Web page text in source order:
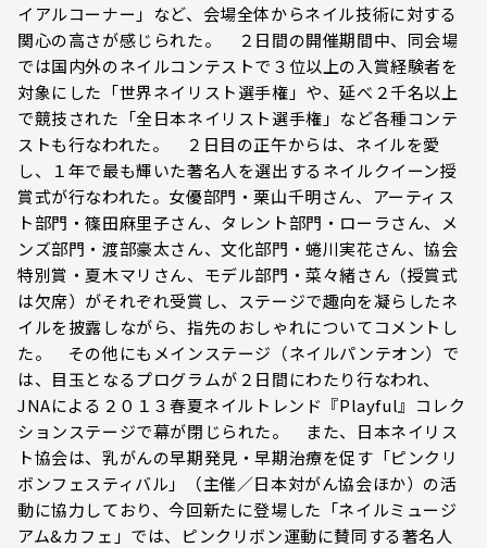
イアルコーナー」など、会場全体からネイル技術に対する
関心の高さが感じられた。 ２日間の開催期間中、同会場
では国内外のネイルコンテストで３位以上の入賞経験者を
対象にした「世界ネイリスト選手権」や、延べ２千名以上
で競技された「全日本ネイリスト選手権」など各種コンテ
ストも行なわれた。 ２日目の正午からは、ネイルを愛
し、１年で最も輝いた著名人を選出するネイルクイーン授
賞式が行なわれた。女優部門・栗山千明さん、アーティス
ト部門・篠田麻里子さん、タレント部門・ローラさん、メ
ンズ部門・渡部豪太さん、文化部門・蜷川実花さん、協会
特別賞・夏木マリさん、モデル部門・菜々緒さん（授賞式
は欠席）がそれぞれ受賞し、ステージで趣向を凝らしたネ
イルを披露しながら、指先のおしゃれについてコメントし
た。 その他にもメインステージ（ネイルパンテオン）で
は、目玉となるプログラムが２日間にわたり行なわれ、
JNAによる２０１３春夏ネイルトレンド『Playful』コレク
ションステージで幕が閉じられた。 また、日本ネイリス
ト協会は、乳がんの早期発見・早期治療を促す「ピンクリ
ボンフェスティバル」（主催／日本対がん協会ほか）の活
動に協力しており、今回新たに登場した「ネイルミュージ
アム&カフェ」では、ピンクリボン運動に賛同する著名人